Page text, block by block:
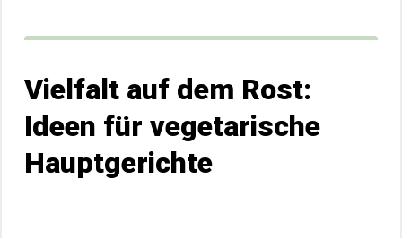
Vielfalt auf dem Rost:
Ideen für vegetarische
Hauptgerichte